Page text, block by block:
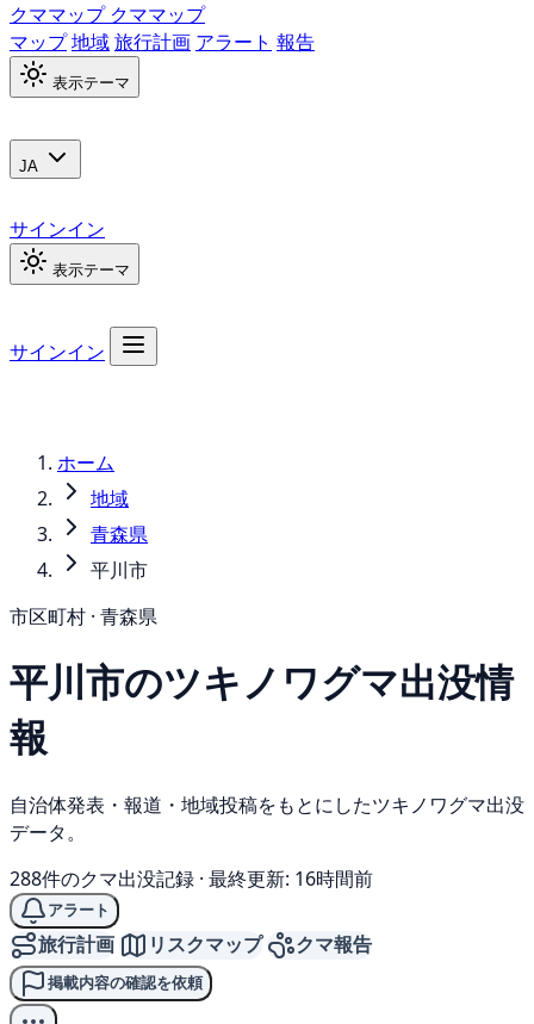
クママップ クママップ
マップ地域旅行計画 アラート 報告
表示テーマ
JA
サインイン
表示テーマ
サインイン
ホーム
地域
青森県
平川市
市区町村 · 青森県
平川市のツキノワグマ出没情
報
自治体発表・報道・地域投稿をもとにしたツキノワグマ出没
データ。
288件のクマ出没記録 · 最終更新: 16時間前
アラート
旅行計画 リスクマップ クマ報告
掲載内容の確認を依頼